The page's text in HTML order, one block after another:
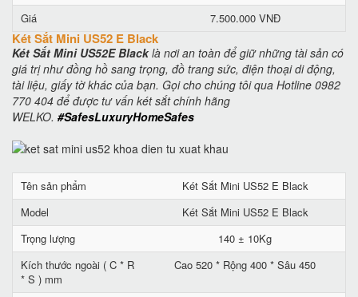
Giá
7.500.000 VNĐ
Két Sắt Mini US52 E Black
Két Sắt Mini US52E Blacklà nơi an toàn để giữ những tài sản có
giá trị như đồng hồ sang trọng, đồ trang sức, điện thoại di động,
tài liệu, giấy tờ khác của bạn. Gọi cho chúng tôi qua Hotline 0982
770 404 để được tư vấn két sắt chính hãng
WELKO. #SafesLuxuryHomeSafes
Tên sản phẩm
Két Sắt Mini US52 E Black
Model
Két Sắt Mini US52 E Black
Trọng lượng
140 ± 10Kg
Kích thước ngoài ( C * R
* S ) mm
Cao 520 * Rộng 400 * Sâu 450